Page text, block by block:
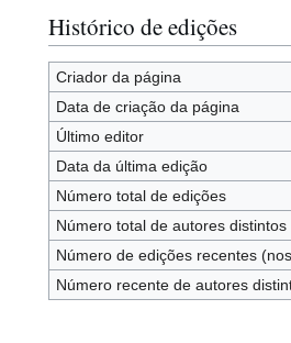
Histórico de edições
Criador da página
Data de criação da página
Último editor
Data da última edição
Número total de edições
Número total de autores distintos
Número de edições recentes
Número recente de autores